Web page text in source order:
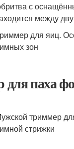
с
между
паха